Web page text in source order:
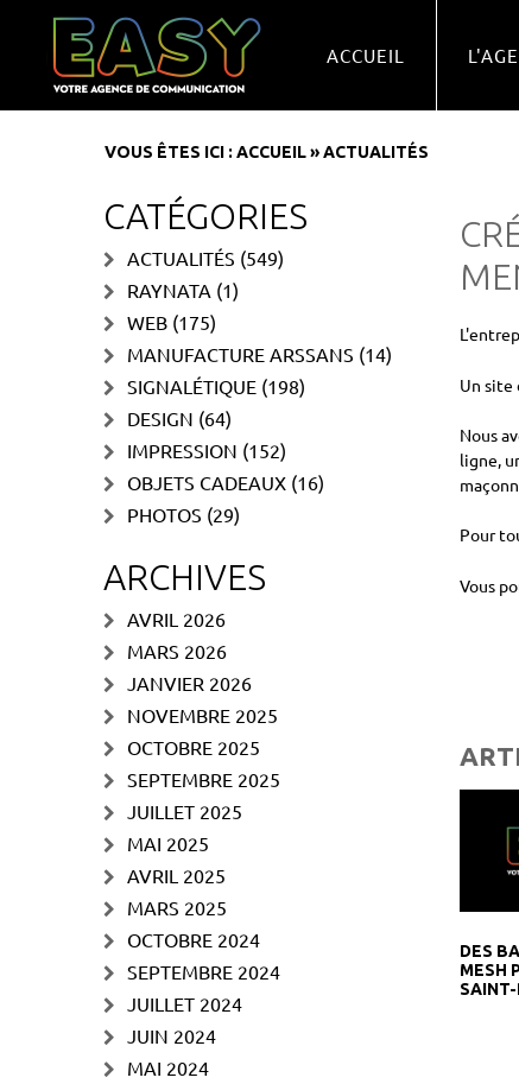
ACCUEIL
VOUS ÊTES ICI : ACCUEIL»ACTUALITÉS
Un site
Nous
ligne,
Pour
Vous
DES
MESH
SAINT-
CATÉGORIES
ACTUALITÉS (549)
RAYNATA (1)
WEB (175)
MANUFACTURE ARSSANS (14)
SIGNALÉTIQUE (198)
DESIGN (64)
IMPRESSION (152)
OBJETS CADEAUX (16)
PHOTOS (29)
ARCHIVES
AVRIL 2026
MARS 2026
JANVIER 2026
NOVEMBRE 2025
OCTOBRE 2025
SEPTEMBRE 2025
JUILLET 2025
MAI 2025
AVRIL 2025
MARS 2025
OCTOBRE 2024
SEPTEMBRE 2024
JUILLET 2024
JUIN 2024
MAI 2024